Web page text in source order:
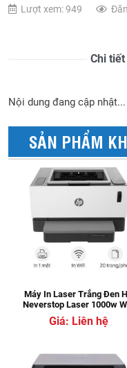
Lượt xem: 949
Chi tiết
Nội dung đang cập nhật...
SẢN PHẨM
Máy In Laser Trắng Đen
Neverstop Laser 1000w
Giá: Liên hệ